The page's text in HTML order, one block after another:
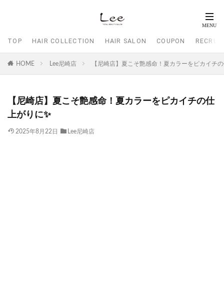
TOP HAIR COLLECTION HAIR SALON COUPON
HOME Lee尼崎店 【尼崎店】夏こそ艶感命！夏カラーをピカイチ
【尼崎店】夏こそ艶感命！夏カラーをピカイチの仕
上がりに✨
2025年8月22日 Lee尼崎店